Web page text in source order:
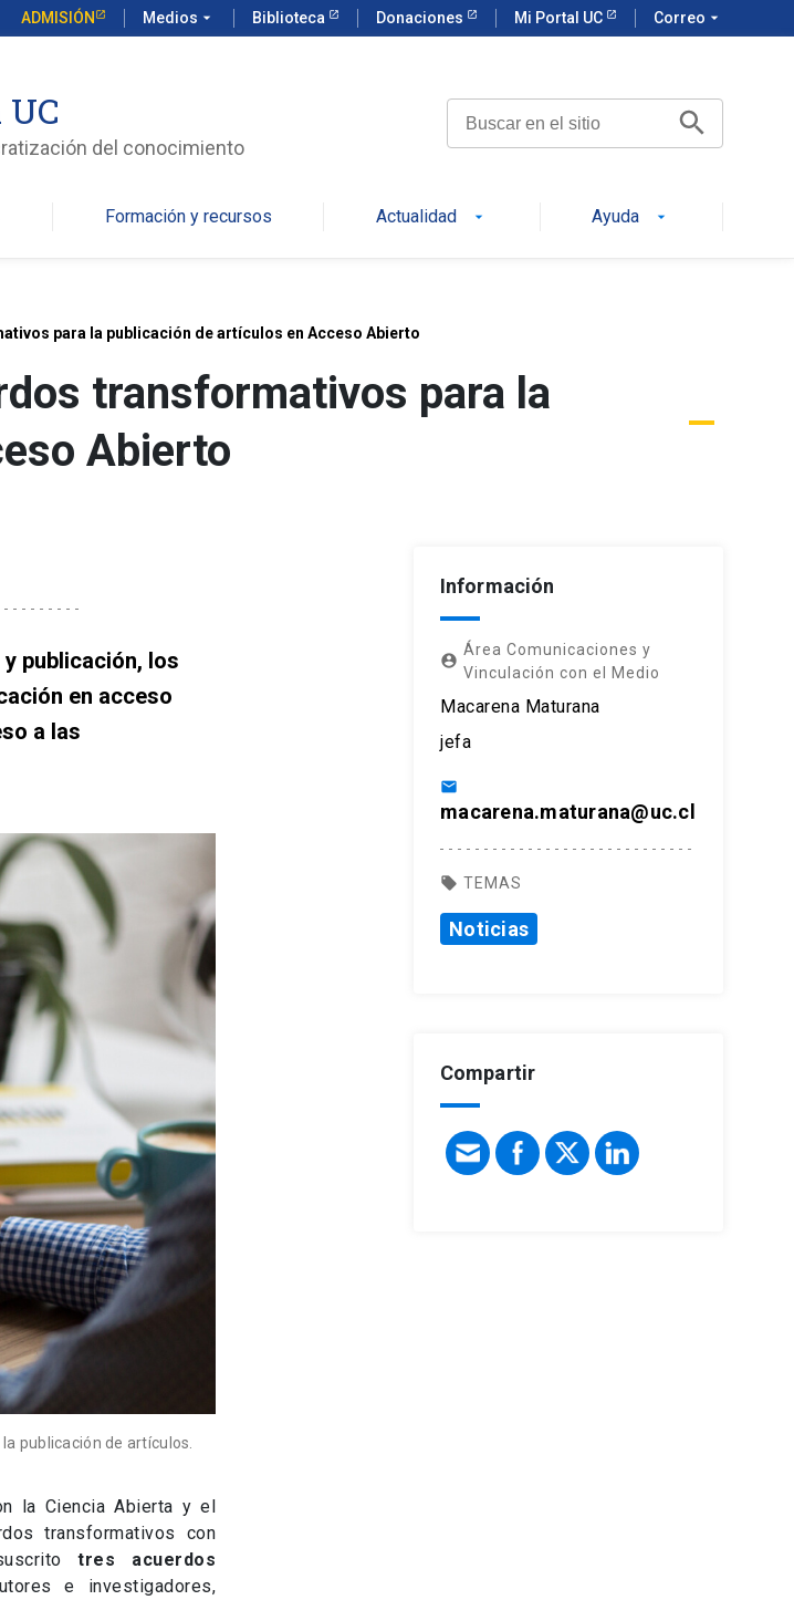
ADMISIÓN Medios arrow_drop_down Biblioteca Donaciones Mi Portal UC Correo arrow_drop_down
del conocimiento
Buscar: Botón de búsqueda
Formación y recursos Actualidad arrow_drop_down Ayuda arrow_drop_down
para la publicación de artículos en Acceso Abierto
transformativos para la
Abierto
publicación, los
en acceso
a las
publicación de artículos.
la Ciencia Abierta y el
transformativos con
tres acuerdos
e investigadores,
Información
account_circle
Área Comunicaciones y
Vinculación con el Medio
Macarena Maturana
jefa
email
macarena.maturana@uc.cl
local_offer TEMAS
Noticias
Compartir